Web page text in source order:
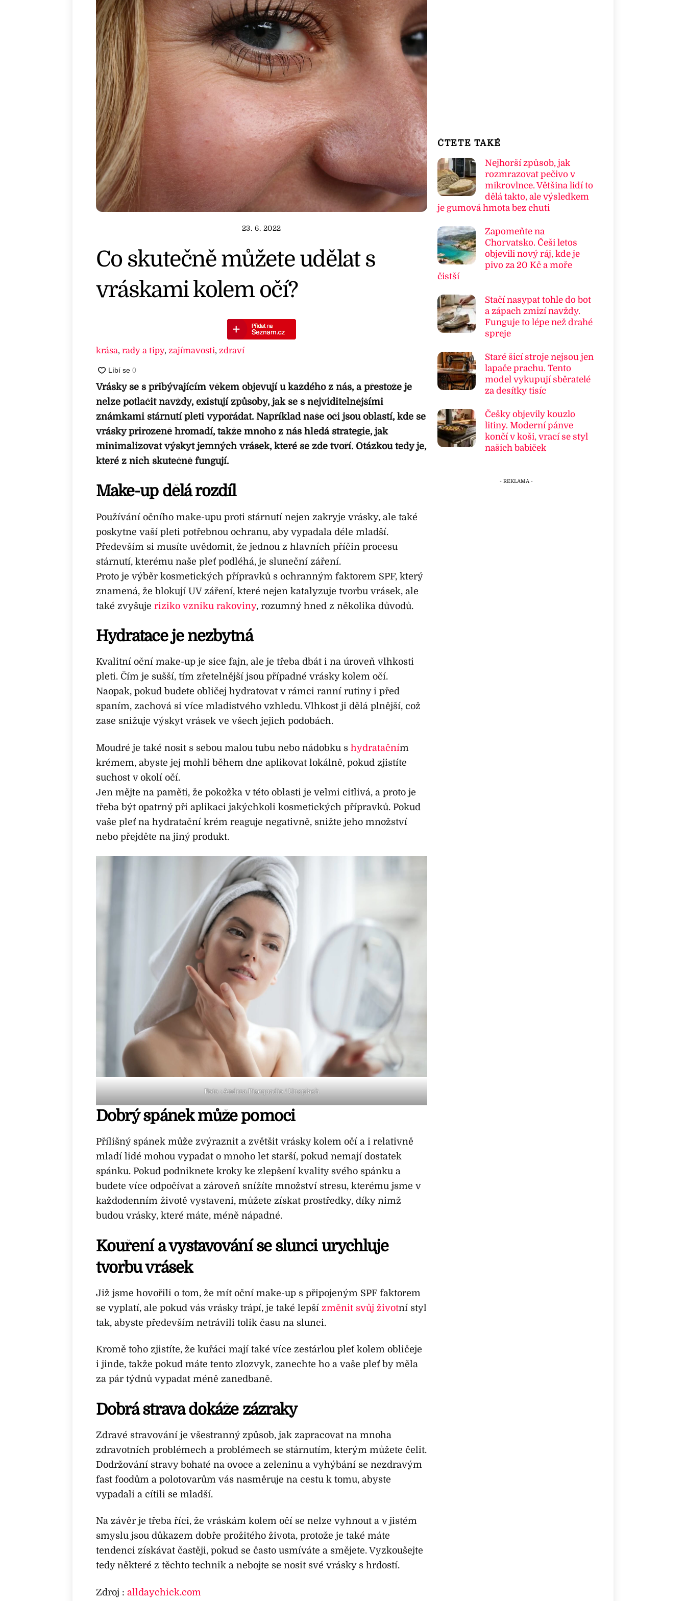
23. 6. 2022
Co skutečně můžete udělat s
vráskami kolem očí?
krása, rady a tipy, zajímavosti, zdraví
Vrásky se s přibývajícím věkem objevují u každého z nás, a přestože je
nelze potlačit navždy, existují způsoby, jak se s nejviditelnějšími
známkami stárnutí pleti vypořádat. Například naše oči jsou oblastí, kde se
vrásky přirozeně hromadí, takže mnoho z nás hledá strategie, jak
minimalizovat výskyt jemných vrásek, které se zde tvoří. Otázkou tedy je,
které z nich skutečně fungují.
Make-up dělá rozdíl
Používání očního make-upu proti stárnutí nejen zakryje vrásky, ale také
poskytne vaší pleti potřebnou ochranu, aby vypadala déle mladší.
Především si musíte uvědomit, že jednou z hlavních příčin procesu
stárnutí, kterému naše pleť podléhá, je sluneční záření.
Proto je výběr kosmetických přípravků s ochranným faktorem SPF, který
znamená, že blokují UV záření, které nejen katalyzuje tvorbu vrásek, ale
také zvyšuje riziko vzniku rakoviny, rozumný hned z několika důvodů.
Hydratace je nezbytná
Kvalitní oční make-up je sice fajn, ale je třeba dbát i na úroveň vlhkosti
pleti. Čím je sušší, tím zřetelnější jsou případné vrásky kolem očí.
Naopak, pokud budete obličej hydratovat v rámci ranní rutiny i před
spaním, zachová si více mladistvého vzhledu. Vlhkost ji dělá plnější, což
zase snižuje výskyt vrásek ve všech jejich podobách.
Moudré je také nosit s sebou malou tubu nebo nádobku s hydratačním
krémem, abyste jej mohli během dne aplikovat lokálně, pokud zjistíte
suchost v okolí očí.
Jen mějte na paměti, že pokožka v této oblasti je velmi citlivá, a proto je
třeba být opatrný při aplikaci jakýchkoli kosmetických přípravků. Pokud
vaše pleť na hydratační krém reaguje negativně, snižte jeho množství
nebo přejděte na jiný produkt.
Foto : Andrea Piacquadio / Unsplash
Dobrý spánek může pomoci
Přílišný spánek může zvýraznit a zvětšit vrásky kolem očí a i relativně
mladí lidé mohou vypadat o mnoho let starší, pokud nemají dostatek
spánku. Pokud podniknete kroky ke zlepšení kvality svého spánku a
budete více odpočívat a zároveň snížíte množství stresu, kterému jsme v
každodenním životě vystaveni, můžete získat prostředky, díky nimž
budou vrásky, které máte, méně nápadné.
Kouření a vystavování se slunci urychluje
tvorbu vrásek
Již jsme hovořili o tom, že mít oční make-up s připojeným SPF faktorem
se vyplatí, ale pokud vás vrásky trápí, je také lepší změnit svůj životní styl
tak, abyste především netrávili tolik času na slunci.
Kromě toho zjistíte, že kuřáci mají také více zestárlou pleť kolem obličeje
i jinde, takže pokud máte tento zlozvyk, zanechte ho a vaše pleť by měla
za pár týdnů vypadat méně zanedbaně.
Dobrá strava dokáže zázraky
Zdravé stravování je všestranný způsob, jak zapracovat na mnoha
zdravotních problémech a problémech se stárnutím, kterým můžete čelit.
Dodržování stravy bohaté na ovoce a zeleninu a vyhýbání se nezdravým
fast foodům a polotovarům vás nasměruje na cestu k tomu, abyste
vypadali a cítili se mladší.
Na závěr je třeba říci, že vráskám kolem očí se nelze vyhnout a v jistém
smyslu jsou důkazem dobře prožitého života, protože je také máte
tendenci získávat častěji, pokud se často usmíváte a smějete. Vyzkoušejte
tedy některé z těchto technik a nebojte se nosit své vrásky s hrdostí.
Zdroj : alldaychick.com
ČTETE TAKÉ
Nejhorší způsob, jak
rozmrazovat pečivo v
mikrovlnce. Většina lidí to
dělá takto, ale výsledkem
je gumová hmota bez chuti
Zapomeňte na
Chorvatsko. Češi letos
objevili nový ráj, kde je
pivo za 20 Kč a moře
čistší
Stačí nasypat tohle do bot
a zápach zmizí navždy.
Funguje to lépe než drahé
spreje
Staré šicí stroje nejsou jen
lapače prachu. Tento
model vykupují sběratelé
za desítky tisíc
Češky objevily kouzlo
litiny. Moderní pánve
končí v koši, vrací se styl
našich babiček